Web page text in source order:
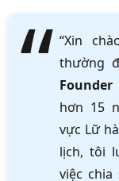
“Xin
thường
Founder
hơn 15
vực Lữ
lịch, tôi
việc